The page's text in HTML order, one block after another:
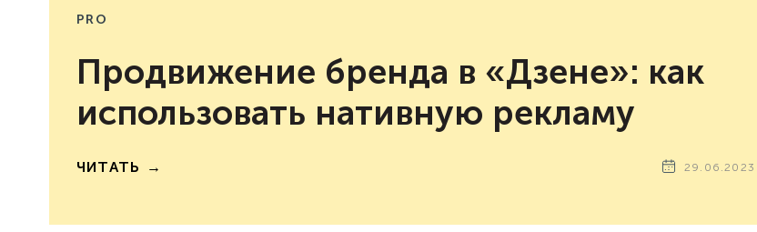
PRO
Продвижение бренда в «Дзене»: как
использовать нативную рекламу
ЧИТАТЬ 29.06.2023